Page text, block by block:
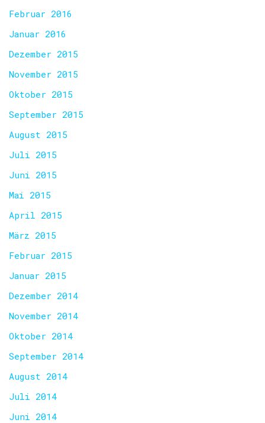
Februar 2016
Januar 2016
Dezember 2015
November 2015
Oktober 2015
September 2015
August 2015
Juli 2015
Juni 2015
Mai 2015
April 2015
März 2015
Februar 2015
Januar 2015
Dezember 2014
November 2014
Oktober 2014
September 2014
August 2014
Juli 2014
Juni 2014